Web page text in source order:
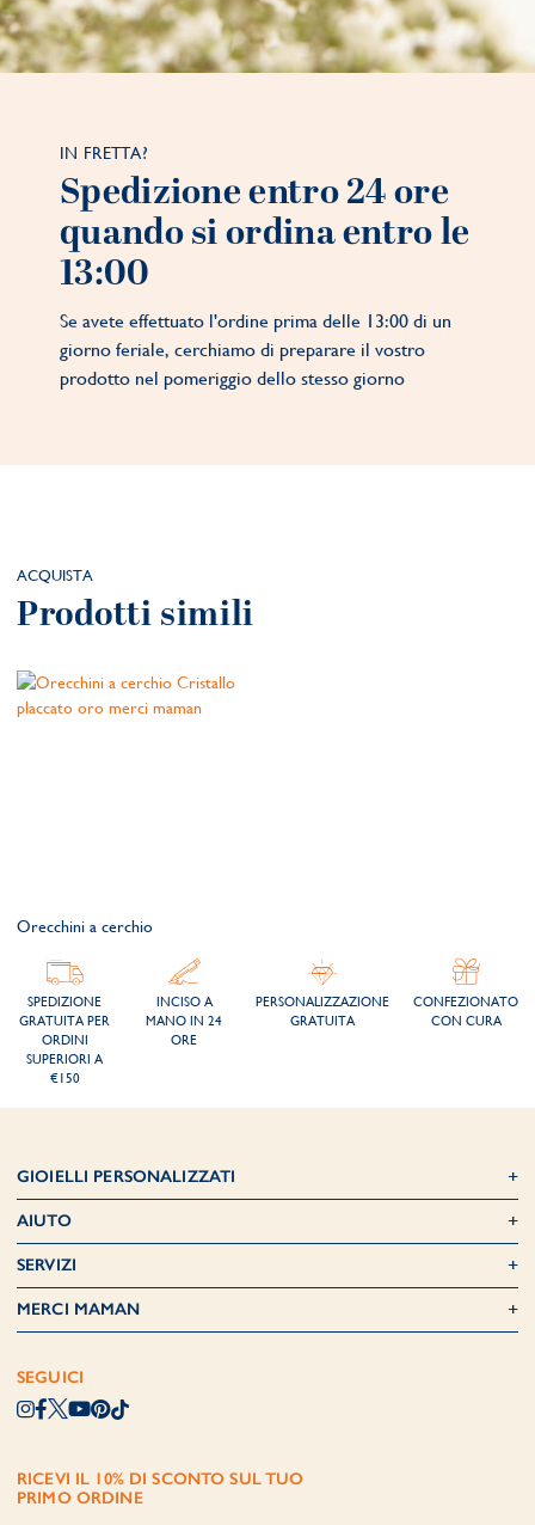
IN FRETTA?
Spedizione entro 24 ore
quando si ordina entro le
13:00
Se avete effettuato l'ordine prima delle 13:00 di un
giorno feriale, cerchiamo di preparare il vostro
prodotto nel pomeriggio dello stesso giorno
ACQUISTA
Prodotti simili
Orecchini a cerchio
SPEDIZIONE
GRATUITA PER
ORDINI
SUPERIORI A
€150
INCISO A
MANO IN 24
ORE
PERSONALIZZAZIONE
GRATUITA
CONFEZIONATO
CON CURA
GIOIELLI PERSONALIZZATI
AIUTO
SERVIZI
MERCI MAMAN
SEGUICI
RICEVI IL 10% DI SCONTO SUL TUO
PRIMO ORDINE